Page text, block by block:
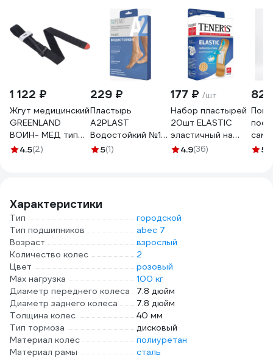
1 122 ₽
Жгут медицинский
GREENLAND
ВОИН- МЕД тип
турникет GR-
4.5(2)
229 ₽
Пластырь
A2PLAST
Водостойкий №10
в картонной
5(1)
177 ₽ /шт
Набор пластырей
20шт ELASTIC
эластичный на
тканевой основе
4.9(36) 5
Характеристики
Тип
городской
Тип подшипников
abec 7
Возраст
взрослый
Количество колес
2
Цвет
розовый
Max нагрузка
100 кг
Диаметр переднего колеса
7.8 дюйм
Диаметр заднего колеса
7.8 дюйм
Толщина колес
40 мм
Тип тормоза
дисковый
Материал колес
полиуретан
Материал рамы
сталь